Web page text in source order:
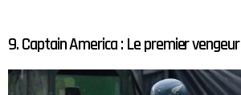
9. Captain America : Le premier vengeur